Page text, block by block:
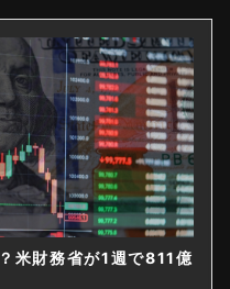
米財務省が1週で811億